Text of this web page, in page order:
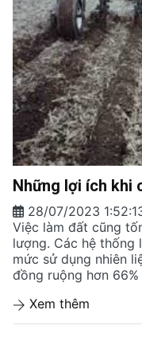
Những lợi ích khi
28/07/2023
Việc làm đất cũng
lượng. Các hệ thống
mức sử dụng nhiên
đồng ruộng hơn
Xem thêm